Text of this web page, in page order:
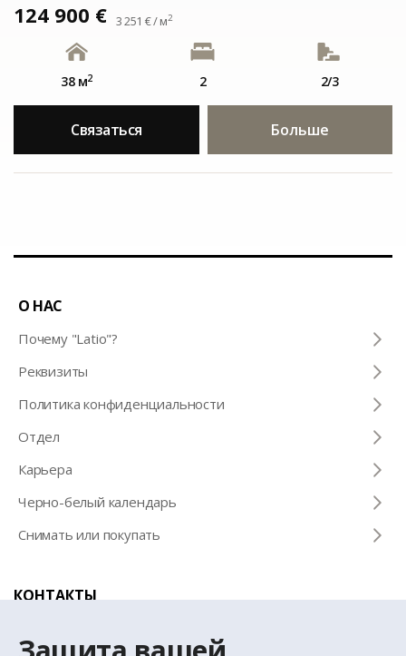
124 900 € 3 251 € / м2
38 м2 2 2/3
Связаться Больше
О НАС
Почему "Latio"?
Pеквизиты
Политика конфиденциальности
Отдел
Карьера
Черно-белый календарь
Снимать или покупать
КОНТАКТЫ